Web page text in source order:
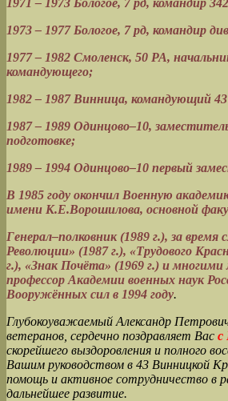
1973 – 1977 Бологое, 7 рд, командир
1977 – 1982 Смоленск, 50 РА,
командующего;
1982 – 1987 Винница, командующий
1987 – 1989 Одинцово–10,
подготовке;
1989 – 1994 Одинцово–10 первый
В 1985 году окончил Военную
имени К.Е.Ворошилова, основной
Генерал–полковник (1989 г.), за
Революции» (1987 г.), «Трудового
г.), «Знак Почёта» (1969 г.) и
профессор Академии военных наук
Вооружённых сил в 1994 году.
Глубокоуважаемый Александр
ветеранов, сердечно поздравляет Вас
скорейшего выздоровления и полного
Вашим руководством в 43 Винницкой
помощь и активное сотрудничество в
дальнейшее развитие.